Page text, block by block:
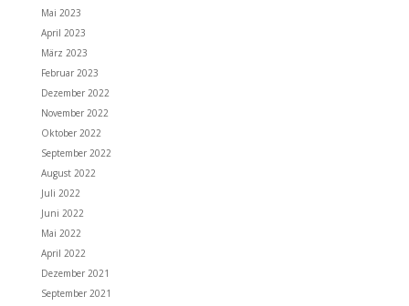
Mai 2023
April 2023
März 2023
Februar 2023
Dezember 2022
November 2022
Oktober 2022
September 2022
August 2022
Juli 2022
Juni 2022
Mai 2022
April 2022
Dezember 2021
September 2021